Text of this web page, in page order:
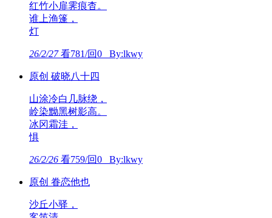
红竹小扉霁痕杳。
谁上渔篷，
灯
26/2/27看781/回0 By:lkwy
原创 破晓八十四
山涂冷白几脉绕，
岭染黝黑树影高。
冰冈霜洼，
惧
26/2/26 看759/回0 By:lkwy
原创 眷恋他也
沙丘小驿，